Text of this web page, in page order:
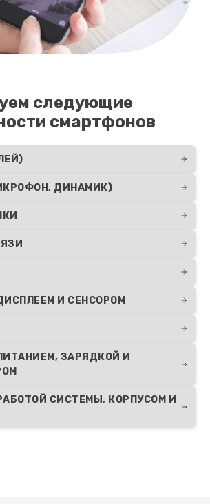
следующие
смартфонов
ДИНАМИК)
И СЕНСОРОМ
ЗАРЯДКОЙ И
СИСТЕМЫ, КОРПУСОМ И